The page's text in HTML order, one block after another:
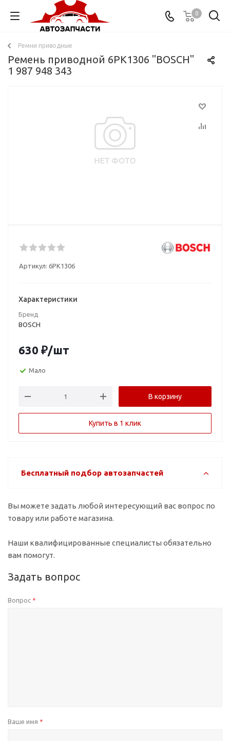
0
Ремни приводные
Ремень приводной 6PK1306 "BOSCH"
1 987 948 343
Артикул: 6PK1306
Характеристики
Бренд
BOSCH
630 ₽/шт
Мало
В корзину
Купить в 1 клик
Бесплатный подбор автозапчастей
Вы можете задать любой интересующий вас вопрос по
товару или работе магазина.
Наши квалифицированные специалисты обязательно
вам помогут.
Задать вопрос
Вопрос *
Ваше имя *